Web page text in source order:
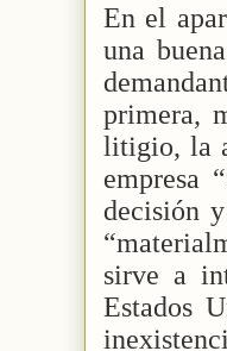
En el
una
primera,
litigio, la
empresa
decisión
sirve a
Estados